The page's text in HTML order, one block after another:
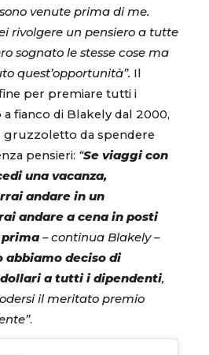
venute prima di me.
rivolgere un pensiero a tutte
sognato le stesse cose ma
quest’opportunità”. Il
per premiare tutti i
a fianco di Blakely dal 2000,
gruzzoletto da spendere
pensieri: “Se viaggi con
una vacanza,
andare in un
andare a cena in posti
– continua Blakely –
abbiamo deciso di
dollari a tutti i dipendenti,
il meritato premio
.